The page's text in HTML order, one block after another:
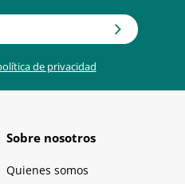
de privacidad
Sobre nosotros
Quienes somos